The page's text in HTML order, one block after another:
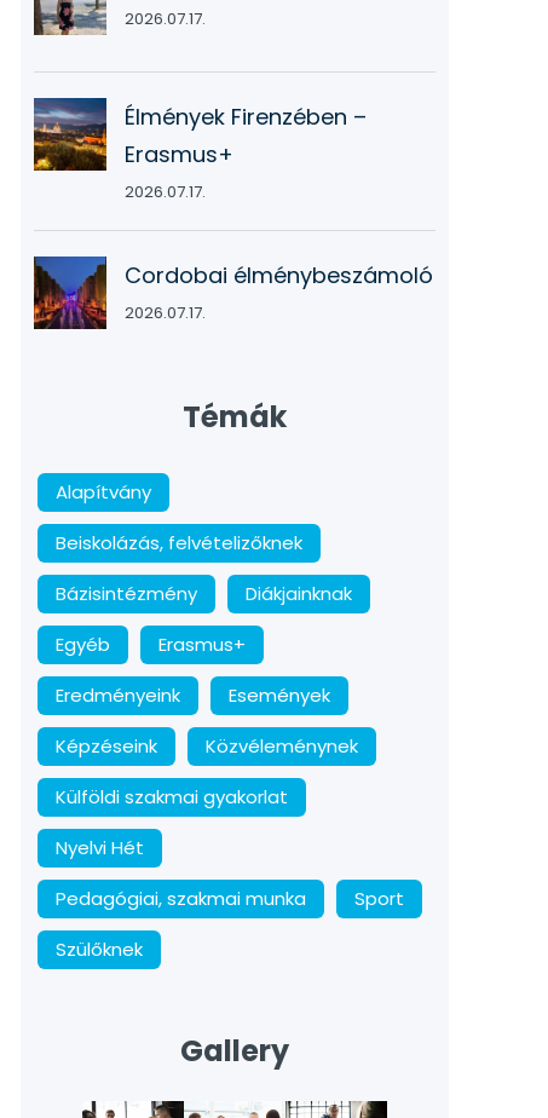
2026.07.17.
Élmények Firenzében –
Erasmus+
2026.07.17.
Cordobai élménybeszámoló
2026.07.17.
Témák
Alapítvány
Beiskolázás, felvételizőknek
Bázisintézmény
Diákjainknak
Egyéb
Erasmus+
Eredményeink
Események
Képzéseink
Közvéleménynek
Külföldi szakmai gyakorlat
Nyelvi Hét
Pedagógiai, szakmai munka
Sport
Szülőknek
Gallery